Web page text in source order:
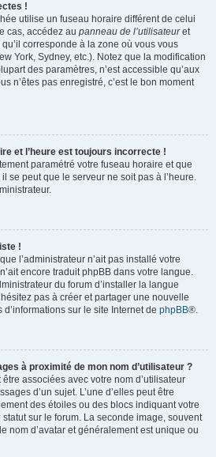
!
utilise un fuseau horaire différent de celui
cas, accédez au panneau de l’utilisateuret
corresponde à la zone où vous vous
York, Sydney, etc.). Notez que la modification
des paramètres, n’est accessible qu’aux
n’êtes pas enregistré, c’est le bon moment
et l’heure est toujours incorrecte !
paramétré votre fuseau horaire et que
se peut que le serveur ne soit pas à l’heure.
!
l’administrateur n’ait pas installé votre
encore traduit phpBB dans votre langue.
du forum d’installer la langue
pas à créer et partager une nouvelle
sur le site Internet de phpBB®.
à proximité de mon nom d’utilisateur ?
être associées avec votre nom d’utilisateur
d’un sujet. L’une d’elles peut être
des étoiles ou des blocs indiquant votre
sur le forum. La seconde image, souvent
nom d’avatar et généralement est unique ou